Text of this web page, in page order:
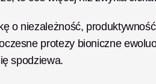
o niezależność,
protezy bioniczne
spodziewa.